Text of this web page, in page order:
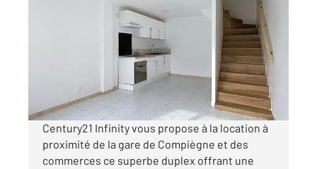
, 3 pièces
Appartement Duplex à louer
730 €
par mois charges comprises
Century21 Infinity vous propose à la location à
proximité de la gare de Compiègne et des
commerces ce superbe duplex offrant une